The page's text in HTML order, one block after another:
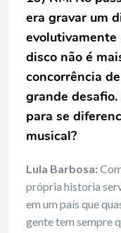
era gravar um
evolutivamente
disco não é
concorrência
grande
para se
musical?
Lula Barbosa:
própria historia
em um país que
gente tem sempre